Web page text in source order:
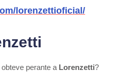
lorenzettioficial/
perante a Lorenzetti?